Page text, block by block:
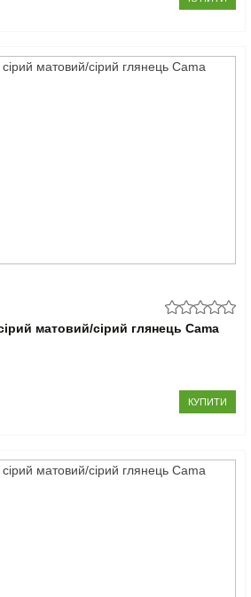
матовий/сірий глянець Cama
КУПИТИ